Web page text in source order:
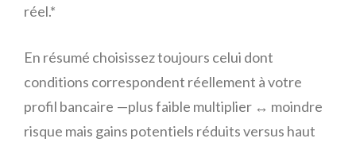
réel.*
En résumé choisissez toujours celui dont
conditions correspondent réellement à votre
profil bancaire —plus faible multiplier ↔️ moindre
risque mais gains potentiels réduits versus haut